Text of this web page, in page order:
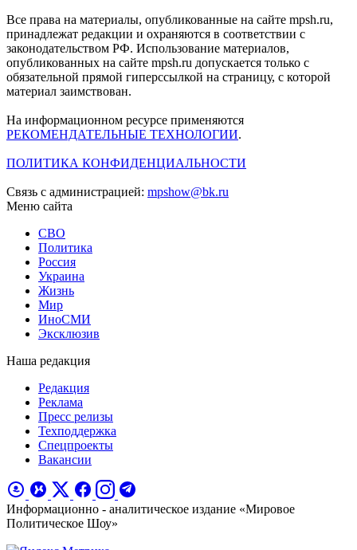
Все права на материалы, опубликованные на сайте mpsh.ru,
принадлежат редакции и охраняются в соответствии с
законодательством РФ. Использование материалов,
опубликованных на сайте mpsh.ru допускается только с
обязательной прямой гиперссылкой на страницу, с которой
материал заимствован.
На информационном ресурсе применяются
РЕКОМЕНДАТЕЛЬНЫЕ ТЕХНОЛОГИИ.
ПОЛИТИКА КОНФИДЕНЦИАЛЬНОСТИ
Связь с администрацией: mpshow@bk.ru
Меню сайта
СВО
Политика
Россия
Украина
Жизнь
Мир
ИноСМИ
Эксклюзив
Наша редакция
Редакция
Реклама
Пресс релизы
Техподдержка
Спецпроекты
Вакансии
Информационно - аналитическое издание «Мировое
Политическое Шоу»